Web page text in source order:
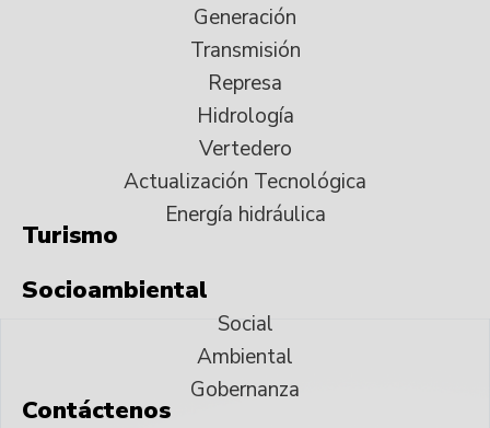
Generación
Transmisión
Represa
Hidrología
Vertedero
Actualización Tecnológica
Energía hidráulica
Turismo
Socioambiental
Social
Ambiental
Gobernanza
Contáctenos